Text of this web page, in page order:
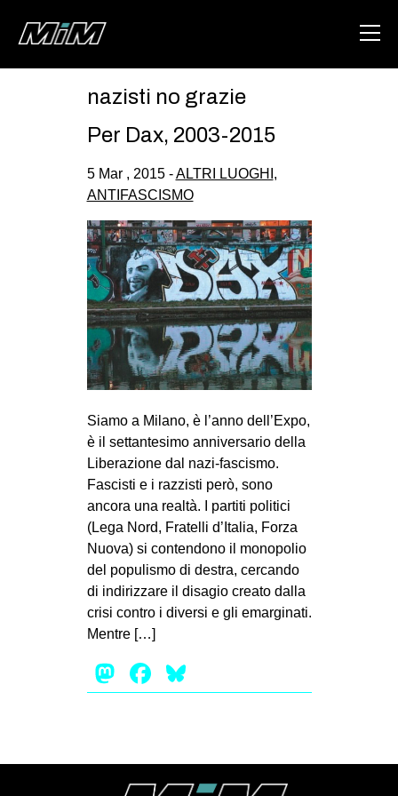
HOME
AREA
DEGENERAZIONE
GAZA FREESTYLE
CSOA LAMBRETTA
MSM
STUDENTI TSUNAMI
ZAM
MOBILITAZIONI
SPAZI
SPORT POPOLARE
MOVIMENTI
AMBIENTE
ANTIFASCISMO
DIRITTO ALL’ABITARE
MIGRAZIONI
nazisti no grazie
Per Dax, 2003-2015
5 Mar , 2015 -ALTRI LUOGHI ,
ANTIFASCISMO
Siamo a Milano, è l’anno dell’Expo,
è il settantesimo anniversario della
Liberazione dal nazi-fascismo.
Fascisti e i razzisti però, sono
ancora una realtà. I partiti politici
(Lega Nord, Fratelli d’Italia, Forza
Nuova) si contendono il monopolio
del populismo di destra, cercando
di indirizzare il disagio creato dalla
crisi contro i diversi e gli emarginati.
Mentre […]
Mastodon
Facebook